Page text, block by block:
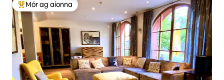
An-mhór ag aíonna
Mór ag aíonna